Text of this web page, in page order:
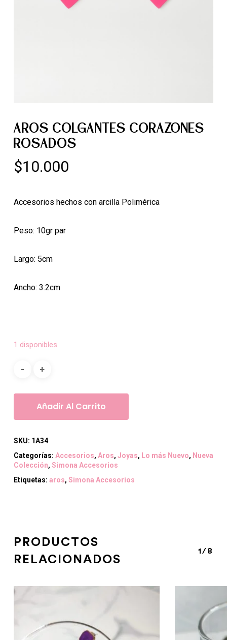
AROS COLGANTES CORAZONES
ROSADOS
$10.000
Accesorios hechos con arcilla Polimérica
Peso: 10gr par
Largo: 5cm
Ancho: 3.2cm
1 disponibles
Añadir Al Carrito
SKU: 1A34
Categorías: Accesorios, Aros, Joyas, Lo más Nuevo, Nueva
Colección, Simona Accesorios
Etiquetas: aros, Simona Accesorios
PRODUCTOS
RELACIONADOS
1/8